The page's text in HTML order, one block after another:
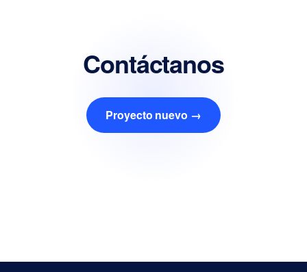
Contáctanos
Proyecto nuevo →